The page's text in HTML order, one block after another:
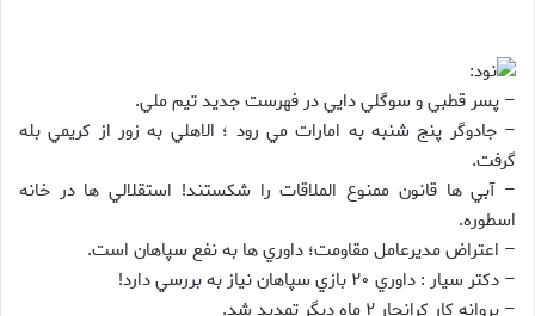
نود:
– پسر قطبي و سوگلي دايي در فهرست جديد تيم ملي.
– جادوگر پنج شنبه به امارات مي رود ؛ الاهلي به زور از کريمي بله
گرفت.
– آبي ها قانون ممنوع الملاقات را شکستند! استقلالي ها در خانه
اسطوره.
– اعتراض مديرعامل مقاومت؛ داوري ها به نفع سپاهان است.
– دکتر سيار : داوري ۲۰ بازي سپاهان نياز به بررسي دارد!
– پروانه کار کرانچار ۲ ماه ديگر تمديد شد.